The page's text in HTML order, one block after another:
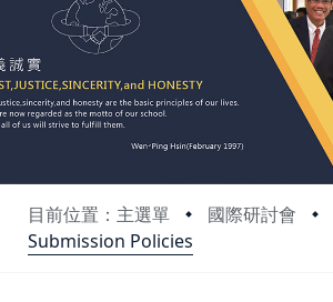
目前位置：主選單 國際研討會
Submission Policies